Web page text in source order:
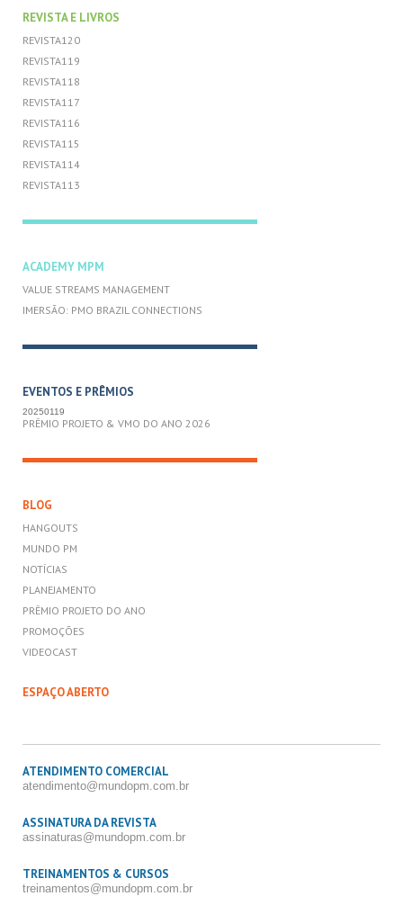
REVISTA E LIVROS
REVISTA120
REVISTA119
REVISTA118
REVISTA117
REVISTA116
REVISTA115
REVISTA114
REVISTA113
ACADEMY MPM
VALUE STREAMS MANAGEMENT
IMERSÃO: PMO BRAZIL CONNECTIONS
EVENTOS E PRÊMIOS
20250119
PRÊMIO PROJETO & VMO DO ANO 2026
BLOG
HANGOUTS
MUNDO PM
NOTÍCIAS
PLANEJAMENTO
PRÊMIO PROJETO DO ANO
PROMOÇÕES
VIDEOCAST
ESPAÇO ABERTO
ATENDIMENTO COMERCIAL
atendimento@mundopm.com.br
ASSINATURA DA REVISTA
assinaturas@mundopm.com.br
TREINAMENTOS & CURSOS
treinamentos@mundopm.com.br